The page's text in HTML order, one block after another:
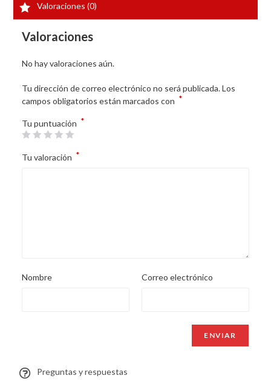
Valoraciones (0)
Valoraciones
No hay valoraciones aún.
Tu dirección de correo electrónico no será publicada. Los
campos obligatorios están marcados con *
Tu puntuación *
Tu valoración *
Nombre Correo electrónico
Preguntas y respuestas